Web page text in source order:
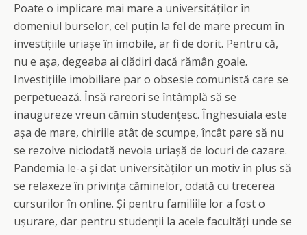
Poate o implicare mai mare a universităților în
domeniul burselor, cel puțin la fel de mare precum în
investițiile uriașe în imobile, ar fi de dorit. Pentru că,
nu e așa, degeaba ai clădiri dacă rămân goale.
Investițiile imobiliare par o obsesie comunistă care se
perpetuează. Însă rareori se întâmplă să se
inaugureze vreun cămin studențesc. Înghesuiala este
așa de mare, chiriile atât de scumpe, încât pare să nu
se rezolve niciodată nevoia uriașă de locuri de cazare.
Pandemia le-a și dat universităților un motiv în plus să
se relaxeze în privința căminelor, odată cu trecerea
cursurilor în online. Și pentru familiile lor a fost o
ușurare, dar pentru studenții la acele facultăți unde se